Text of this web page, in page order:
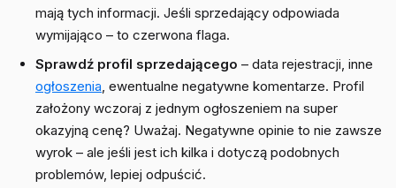
mają tych informacji. Jeśli sprzedający odpowiada
wymijająco – to czerwona flaga.
Sprawdź profil sprzedającego – data rejestracji, inne
ogłoszenia, ewentualne negatywne komentarze. Profil
założony wczoraj z jednym ogłoszeniem na super
okazyjną cenę? Uważaj. Negatywne opinie to nie zawsze
wyrok – ale jeśli jest ich kilka i dotyczą podobnych
problemów, lepiej odpuścić.